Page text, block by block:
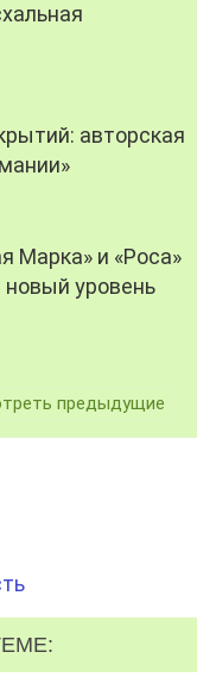
авторская
Марка» и «Роса»
новый уровень
предыдущие